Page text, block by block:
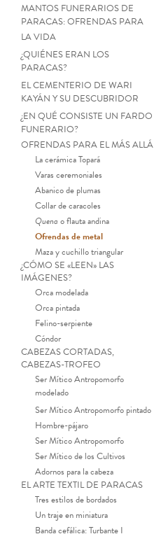
MANTOS FUNERARIOS DE
PARACAS: OFRENDAS PARA
LA VIDA
¿QUIÉNES ERAN LOS
PARACAS?
EL CEMENTERIO DE WARI
KAYÁN Y SU DESCUBRIDOR
¿EN QUÉ CONSISTE UN FARDO
FUNERARIO?
OFRENDAS PARA EL MÁS ALLÁ
La cerámica Topará
Varas ceremoniales
Abanico de plumas
Collar de caracoles
Quena o flauta andina
Ofrendas de metal
Maza y cuchillo triangular
¿CÓMO SE «LEEN» LAS
IMÁGENES?
Orca modelada
Orca pintada
Felino-serpiente
Cóndor
CABEZAS CORTADAS,
CABEZAS-TROFEO
Ser Mítico Antropomorfo
modelado
Ser Mítico Antropomorfo pintado
Hombre-pájaro
Ser Mítico Antropomorfo
Ser Mítico de los Cultivos
Adornos para la cabeza
EL ARTE TEXTIL DE PARACAS
Tres estilos de bordados
Un traje en miniatura
Banda cefálica: Turbante I